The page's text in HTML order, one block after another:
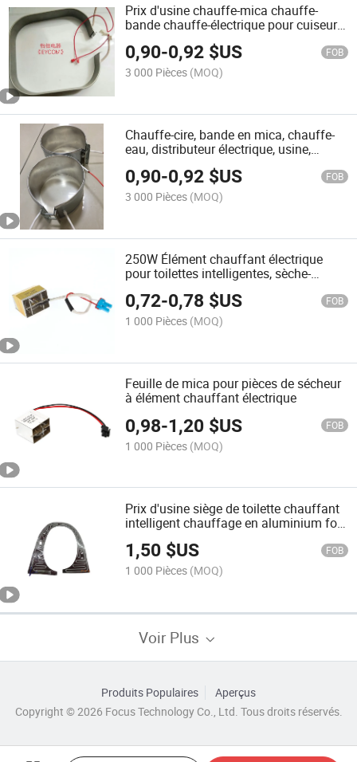
Prix d'usine chauffe-mica chauffe-
bande chauffe-électrique pour cuiseur
0,90-0,92 $US FOB
3 000 Pièces (MOQ)
Chauffe-cire, bande en mica, chauffe-
eau, distributeur électrique, usine,
0,90-0,92 $US FOB
3 000 Pièces (MOQ)
250W Élément chauffant électrique
pour toilettes intelligentes, sèche-
toilette intelligent
0,72-0,78 $US FOB
1 000 Pièces (MOQ)
Feuille de mica pour pièces de sécheur
à élément chauffant électrique
0,98-1,20 $US FOB
1 000 Pièces (MOQ)
Prix d'usine siège de toilette chauffant
intelligent chauffage en aluminium foil
plaque chauffante
1,50 $US FOB
1 000 Pièces (MOQ)
Voir Plus
Produits Populaires
Aperçus
Copyright © 2026 Focus Technology Co., Ltd. Tous droits réservés.